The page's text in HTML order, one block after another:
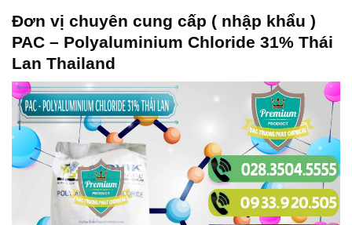
Đơn vị chuyên cung cấp ( nhập khẩu )
PAC – Polyaluminium Chloride 31% Thái
Lan Thailand